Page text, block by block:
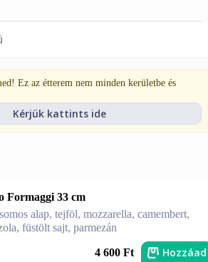
Ez az étterem nem minden kerületbe és
Kérjük kattints ide
Formaggi 33 cm
alap, tejföl, mozzarella, camembert,
füstölt sajt, parmezán
4 600 Ft Hozzáad